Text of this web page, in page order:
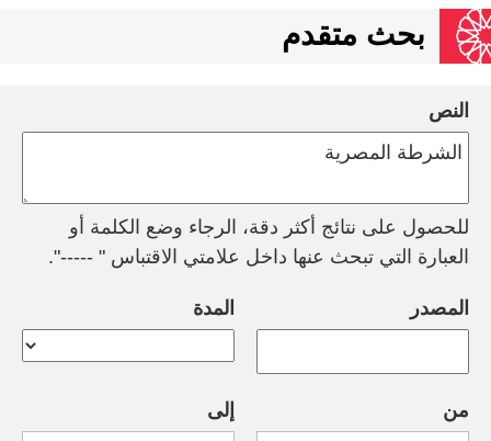
بحث متقدم
النص
للحصول على نتائج أكثر دقة، الرجاء وضع الكلمة أو
العبارة التي تبحث عنها داخل علامتي الاقتباس " -----".
المصدر المدة
من إلى